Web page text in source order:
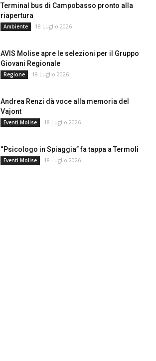
Terminal bus di Campobasso pronto alla
riapertura
Ambiente 18 Luglio 2026
AVIS Molise apre le selezioni per il Gruppo
Giovani Regionale
Regione 18 Luglio 2026
Andrea Renzi dà voce alla memoria del
Vajont
Eventi Molise 18 Luglio 2026
“Psicologo in Spiaggia” fa tappa a Termoli
Eventi Molise 18 Luglio 2026